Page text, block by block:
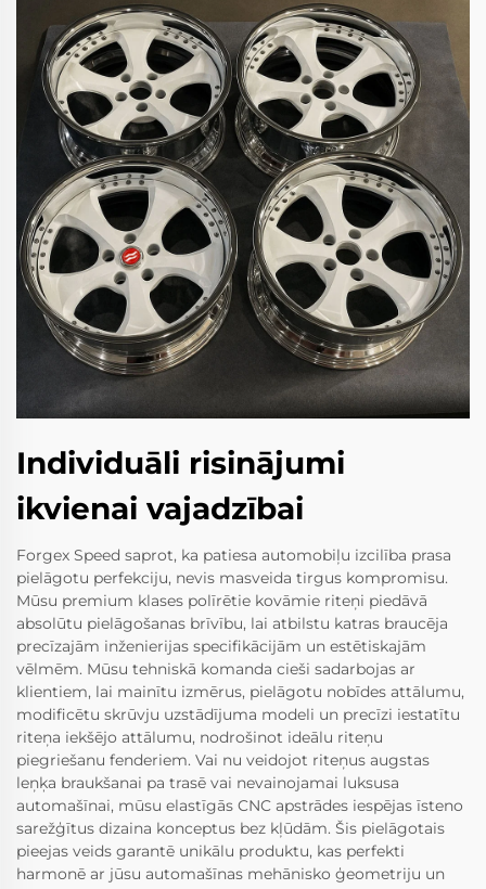
Individuāli risinājumi
ikvienai vajadzībai
Forgex Speed saprot, ka patiesa automobiļu izcilība prasa
pielāgotu perfekciju, nevis masveida tirgus kompromisu.
Mūsu premium klases polīrētie kovāmie riteņi piedāvā
absolūtu pielāgošanas brīvību, lai atbilstu katras braucēja
precīzajām inženierijas specifikācijām un estētiskajām
vēlmēm. Mūsu tehniskā komanda cieši sadarbojas ar
klientiem, lai mainītu izmērus, pielāgotu nobīdes attālumu,
modificētu skrūvju uzstādījuma modeli un precīzi iestatītu
riteņa iekšējo attālumu, nodrošinot ideālu riteņu
piegriešanu fenderiem. Vai nu veidojot riteņus augstas
leņķa braukšanai pa trasē vai nevainojamai luksusa
automašīnai, mūsu elastīgās CNC apstrādes iespējas īsteno
sarežģītus dizaina konceptus bez kļūdām. Šis pielāgotais
pieejas veids garantē unikālu produktu, kas perfekti
harmonē ar jūsu automašīnas mehānisko ģeometriju un